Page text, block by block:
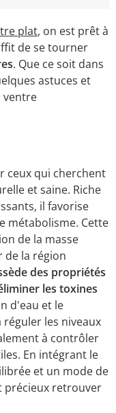
plat, on est prêt à
de se tourner
. Que ce soit dans
astuces et
ventre
ceux qui cherchent
et saine. Riche
il favorise
métabolisme. Cette
de la masse
de la région
des propriétés
les toxines
d'eau et le
les niveaux
à contrôler
En intégrant le
et un mode de
précieux retrouver